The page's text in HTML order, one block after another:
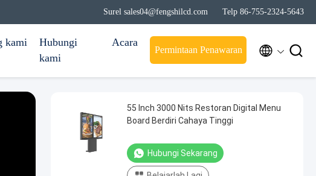
Surel sales04@fengshilcd.com Telp 86-755-2324-5643
kami
Hubungi
kami
Acara
Permintaan Penawaran  
55 Inch 3000 Nits Restoran Digital Menu
Board Berdiri Cahaya Tinggi
Hubungi Sekarang